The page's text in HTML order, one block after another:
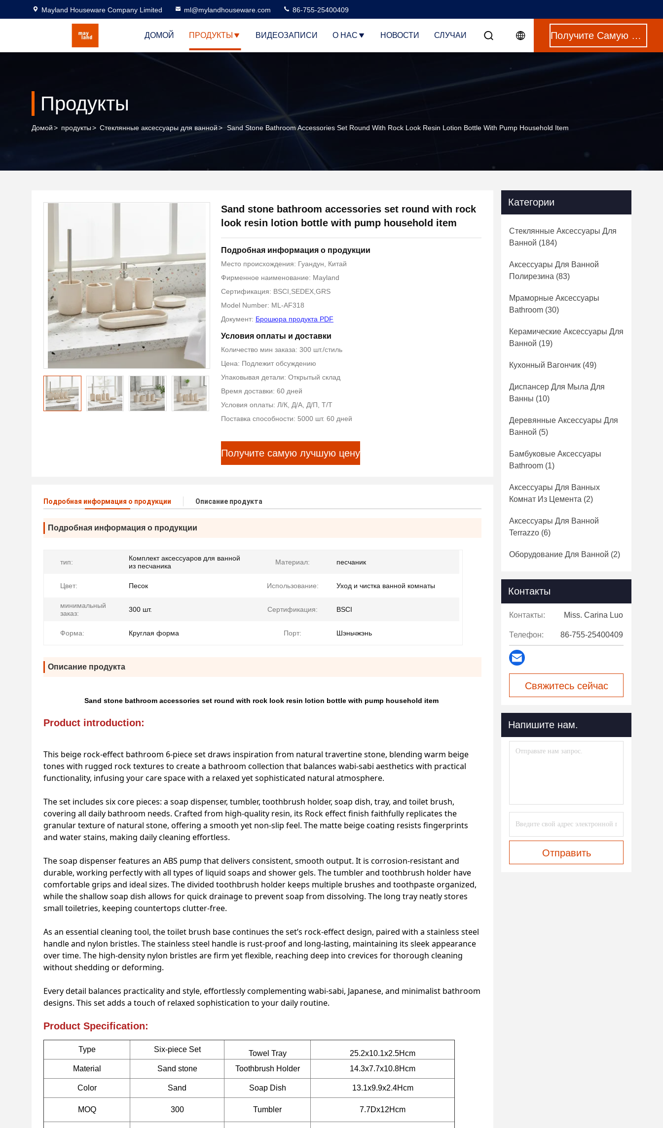
Mayland Houseware Company Limited ml@mylandhouseware.com 86-755-25400409
ДОМОЙ ПРОДУКТЫ ВИДЕОЗАПИСИ О НАС НОВОСТИ СЛУЧАИ Получите Самую Лучшую Цену
Продукты
Домой> продукты> Стеклянные аксессуары для ванной> Sand Stone Bathroom Accessories Set Round With Rock Look Resin Lotion Bottle With Pump Household Item
Sand stone bathroom accessories set round with rock
look resin lotion bottle with pump household item
Подробная информация о продукции
Место происхождения: Гуандун, Китай
Фирменное наименование: Mayland
Сертификация: BSCI,SEDEX,GRS
Model Number: ML-AF318
Документ: Брошюра продукта PDF
Условия оплаты и доставки
Количество мин заказа: 300 шт./стиль
Цена: Подлежит обсуждению
Упаковывая детали: Открытый склад
Время доставки: 60 дней
Условия оплаты: Л/К, Д/А, Д/П, Т/Т
Поставка способности: 5000 шт. 60 дней
Получите самую лучшую цену
Подробная информация о продукции Описание продукта
Подробная информация о продукции
тип:
Комплект аксессуаров для ванной
из песчаника
Материал: песчаник
Цвет: Песок Использование: Уход и чистка ванной комнаты
минимальный
заказ:
300 шт. Сертификация: BSCI
Форма: Круглая форма Порт: Шэньчжэнь
Описание продукта
Sand stone bathroom accessories set round with rock look resin lotion bottle with pump household item
Product introduction:
This beige rock-effect bathroom 6-piece set draws inspiration from natural travertine stone, blending warm beige
tones with rugged rock textures to create a bathroom collection that balances wabi-sabi aesthetics with practical
functionality, infusing your care space with a relaxed yet sophisticated natural atmosphere.
The set includes six core pieces: a soap dispenser, tumbler, toothbrush holder, soap dish, tray, and toilet brush,
covering all daily bathroom needs. Crafted from high-quality resin, its Rock effect finish faithfully replicates the
granular texture of natural stone, offering a smooth yet non-slip feel. The matte beige coating resists fingerprints
and water stains, making daily cleaning effortless.
The soap dispenser features an ABS pump that delivers consistent, smooth output. It is corrosion-resistant and
durable, working perfectly with all types of liquid soaps and shower gels. The tumbler and toothbrush holder have
comfortable grips and ideal sizes. The divided toothbrush holder keeps multiple brushes and toothpaste organized,
while the shallow soap dish allows for quick drainage to prevent soap from dissolving. The long tray neatly stores
small toiletries, keeping countertops clutter-free.
As an essential cleaning tool, the toilet brush base continues the set’s rock-effect design, paired with a stainless steel
handle and nylon bristles. The stainless steel handle is rust-proof and long-lasting, maintaining its sleek appearance
over time. The high-density nylon bristles are firm yet flexible, reaching deep into crevices for thorough cleaning
without shedding or deforming.
Every detail balances practicality and style, effortlessly complementing wabi-sabi, Japanese, and minimalist bathroom
designs. This set adds a touch of relaxed sophistication to your daily routine.
Product Specification:
Type Six-piece Set Towel Tray
25.2x10.1x2.5Hcm
Material
Sand stone Toothbrush Holder 14.3x7.7x10.8Hcm
Color Sand Soap Dish 13.1x9.9x2.4Hcm
MOQ 300 Tumbler 7.7Dx12Hcm
Категории
Стеклянные Аксессуары Для
Ванной (184)
Аксессуары Для Ванной
Полирезина (83)
Мраморные Аксессуары
Bathroom (30)
Керамические Аксессуары Для
Ванной (19)
Кухонный Вагончик (49)
Диспансер Для Мыла Для
Ванны (10)
Деревянные Аксессуары Для
Ванной (5)
Бамбуковые Аксессуары
Bathroom (1)
Аксессуары Для Ванных
Комнат Из Цемента (2)
Аксессуары Для Ванной
Terrazzo (6)
Оборудование Для Ванной (2)
Контакты
Контакты: Miss. Carina Luo
Телефон: 86-755-25400409
Свяжитесь сейчас
Напишите нам.
Отправить